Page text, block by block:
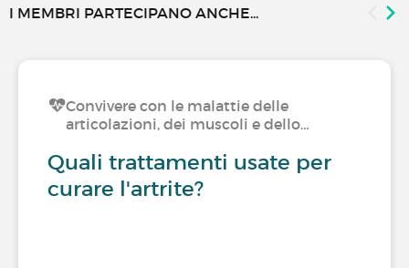
I MEMBRI PARTECIPANO ANCHE...
Convivere con le malattie delle
articolazioni, dei muscoli e dello…
Quali trattamenti usate per
curare l'artrite?